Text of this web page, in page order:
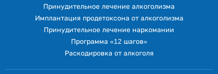
Принудительное лечение алкоголизма
Имплантация продетоксона от алкоголизма
Принудительное лечение наркомании
Программа «12 шагов»
Раскодировка от алкоголя